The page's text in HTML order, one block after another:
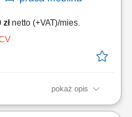
netto (+VAT)/mies.
pokaż opis
w wyznaczonym